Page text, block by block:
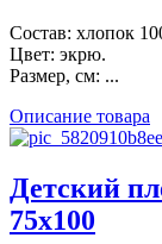
Состав: хлопок
Цвет: экрю.
Размер, см: ...
Описание товара
Детский
75х100